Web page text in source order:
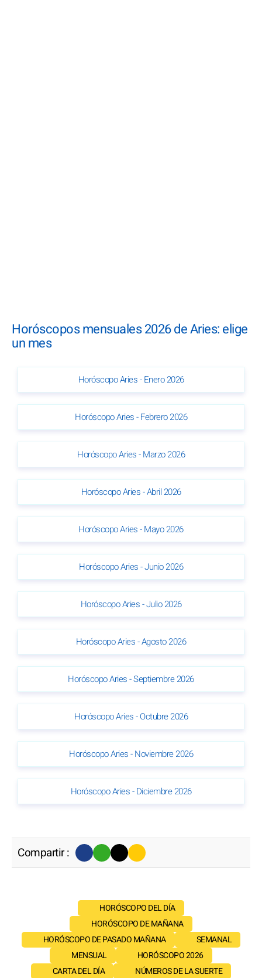
Horóscopos mensuales 2026 de Aries: elige
un mes
Horóscopo Aries - Enero 2026
Horóscopo Aries - Febrero 2026
Horóscopo Aries - Marzo 2026
Horóscopo Aries - Abril 2026
Horóscopo Aries - Mayo 2026
Horóscopo Aries - Junio 2026
Horóscopo Aries - Julio 2026
Horóscopo Aries - Agosto 2026
Horóscopo Aries - Septiembre 2026
Horóscopo Aries - Octubre 2026
Horóscopo Aries - Noviembre 2026
Horóscopo Aries - Diciembre 2026
Compartir :
HORÓSCOPO DEL DÍA
HORÓSCOPO DE MAÑANA
HORÓSCOPO DE PASADO MAÑANA
SEMANAL
MENSUAL
HORÓSCOPO 2026
CARTA DEL DÍA
NÚMEROS DE LA SUERTE